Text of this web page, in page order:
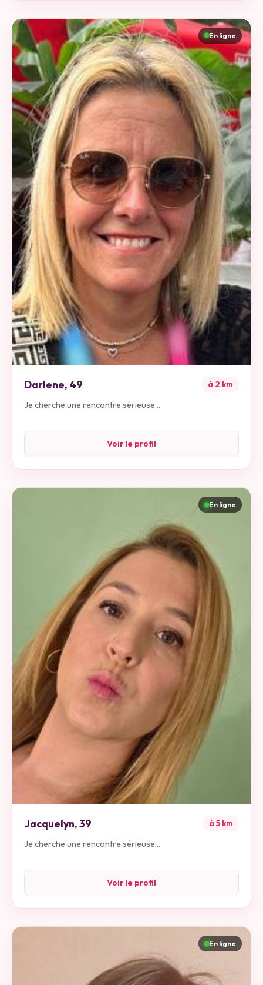
En ligne
Darlene, 49 à 2 km
Je cherche une rencontre sérieuse...
Voir le profil
En ligne
Jacquelyn,39 à 5 km
Je cherche une rencontre sérieuse...
Voir le profil
En ligne